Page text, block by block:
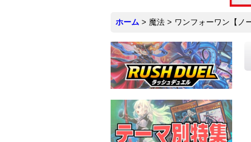
ホーム > 魔法 > ワンフォーワン【ノ